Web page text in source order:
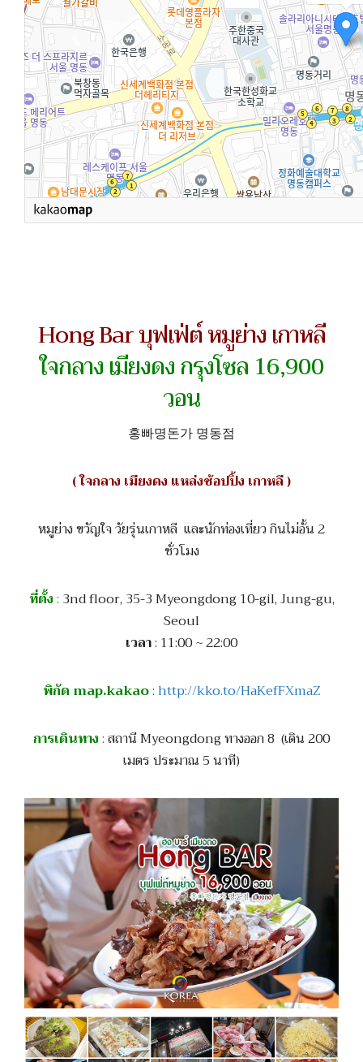
Hong Bar บุฟเฟ่ต์ หมูย่าง เกาหลี
ใจกลาง เมียงดง กรุงโซล 16,900
วอน
홍빠명돈가 명동점
( ใจกลาง เมียงดง แหล่งช้อปปิ้ง เกาหลี )
หมูย่าง ขวัญใจ วัยรุ่นเกาหลี และนักท่องเที่ยว กินไม่อั้น 2
ชั่วโมง
ที่ตั้ง: 3nd floor, 35-3 Myeongdong 10-gil, Jung-gu,
Seoul
เวลา: 11:00 ~ 22:00
พิกัด map.kakao:http://kko.to/HaKefFXmaZ
การเดินทาง:สถานี Myeongdong ทางออก 8 (เดิน 200
เมตร ประมาณ 5 นาที)